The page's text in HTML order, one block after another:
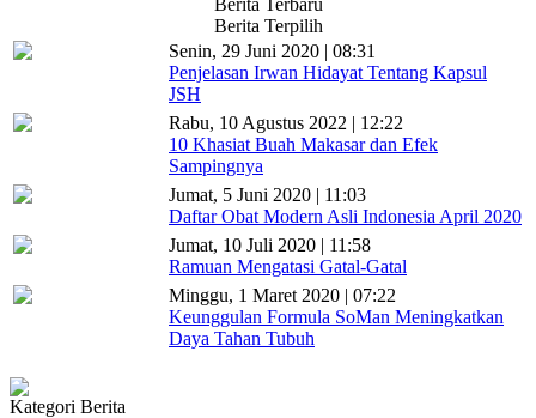
Berita Terbaru
Berita Terpilih
Senin, 29 Juni 2020 | 08:31
Penjelasan Irwan Hidayat Tentang Kapsul
JSH
Rabu, 10 Agustus 2022 | 12:22
10 Khasiat Buah Makasar dan Efek
Sampingnya
Jumat, 5 Juni 2020 | 11:03
Daftar Obat Modern Asli Indonesia April 2020
Jumat, 10 Juli 2020 | 11:58
Ramuan Mengatasi Gatal-Gatal
Minggu, 1 Maret 2020 | 07:22
Keunggulan Formula SoMan Meningkatkan
Daya Tahan Tubuh
Kategori Berita